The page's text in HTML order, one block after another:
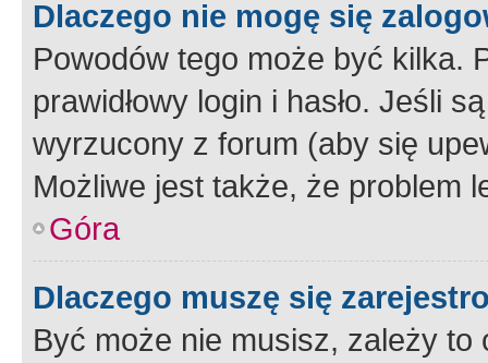
Dlaczego nie mogę się
Powodów tego może być kilka.
prawidłowy login i hasło. Jeśli
wyrzucony z forum (aby się
Możliwe jest także, że problem
Góra
Dlaczego muszę się
Być może nie musisz, zależy